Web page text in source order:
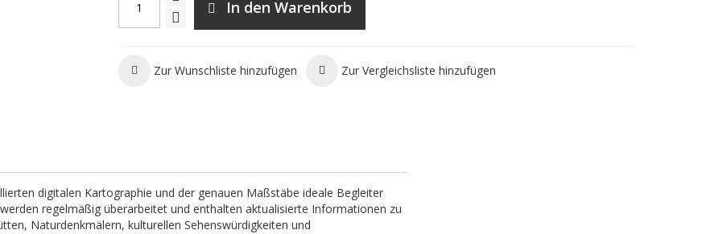
In den Warenkorb
Zur Wunschliste hinzufügen Zur Vergleichsliste hinzufügen
digitalen Kartographie und der genauen Maßstäbe ideale Begleiter
regelmäßig überarbeitet und enthalten aktualisierte Informationen zu
Naturdenkmälern, kulturellen Sehenswürdigkeiten und